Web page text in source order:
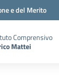
e del Merito
Comprensivo
Mattei